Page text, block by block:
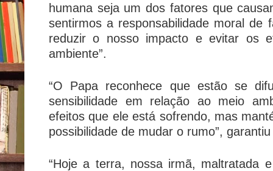
humana seja um dos fatores que
sentirmos a responsabilidade moral de
reduzir o nosso impacto e evitar os
ambiente”.
“O Papa reconhece que estão se
sensibilidade em relação ao meio
efeitos que ele está sofrendo, mas
possibilidade de mudar o rumo”,
“Hoje a terra, nossa irmã, maltratada